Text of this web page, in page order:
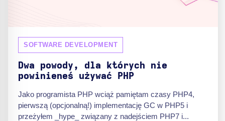
SOFTWARE DEVELOPMENT
Dwa powody, dla których nie
powinieneś używać PHP
Jako programista PHP wciąż pamiętam czasy PHP4,
pierwszą (opcjonalną!) implementację GC w PHP5 i
przeżyłem _hype_ związany z nadejściem PHP7 i...